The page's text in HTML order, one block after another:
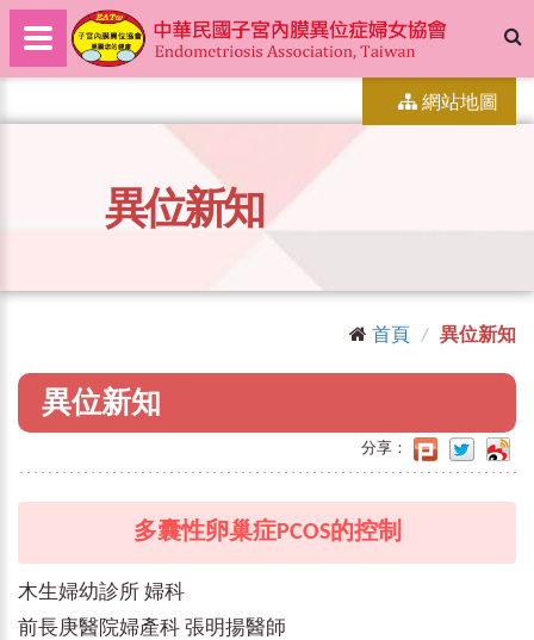
網站地圖
異位新知
首頁 異位新知
異位新知
分享：
多囊性卵巢症PCOS的控制
木生婦幼診所 婦科
前長庚醫院婦產科 張明揚醫師